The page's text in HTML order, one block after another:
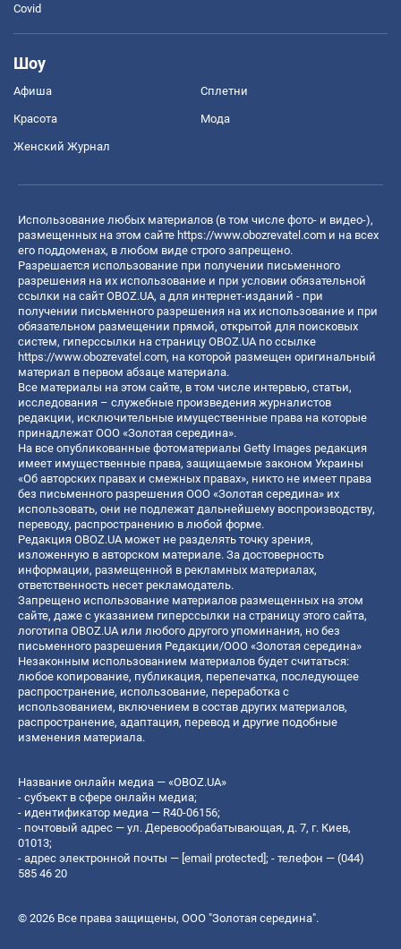
Covid
Шоу
Афиша Сплетни
Красота Мода
Женский Журнал
Использование любых материалов (в том числе фото- и видео-),
размещенных на этом сайте https://www.obozrevatel.com и на всех
его поддоменах, в любом виде строго запрещено.
Разрешается использование при получении письменного
разрешения на их использование и при условии обязательной
ссылки на сайт OBOZ.UA, а для интернет-изданий - при
получении письменного разрешения на их использование и при
обязательном размещении прямой, открытой для поисковых
систем, гиперссылки на страницу OBOZ.UA по ссылке
https://www.obozrevatel.com, на которой размещен оригинальный
материал в первом абзаце материала.
Все материалы на этом сайте, в том числе интервью, статьи,
исследования – служебные произведения журналистов
редакции, исключительные имущественные права на которые
принадлежат ООО «Золотая середина».
На все опубликованные фотоматериалы Getty Images редакция
имеет имущественные права, защищаемые законом Украины
«Об авторских правах и смежных правах», никто не имеет права
без письменного разрешения ООО «Золотая середина» их
использовать, они не подлежат дальнейшему воспроизводству,
переводу, распространению в любой форме.
Редакция OBOZ.UA может не разделять точку зрения,
изложенную в авторском материале. За достоверность
информации, размещенной в рекламных материалах,
ответственность несет рекламодатель.
Запрещено использование материалов размещенных на этом
сайте, даже с указанием гиперссылки на страницу этого сайта,
логотипа OBOZ.UA или любого другого упоминания, но без
письменного разрешения Редакции/ООО «Золотая середина»
Незаконным использованием материалов будет считаться:
любое копирование, публикация, перепечатка, последующее
распространение, использование, переработка с
использованием, включением в состав других материалов,
распространение, адаптация, перевод и другие подобные
изменения материала.
Название онлайн медиа — «OBOZ.UA»
- субъект в сфере онлайн медиа;
- идентификатор медиа — R40-06156;
- почтовый адрес — ул. Деревообрабатывающая, д. 7, г. Киев,
01013;
- адрес электронной почты — [email protected]; - телефон — (044)
585 46 20
© 2026 Все права защищены, ООО "Золотая середина".